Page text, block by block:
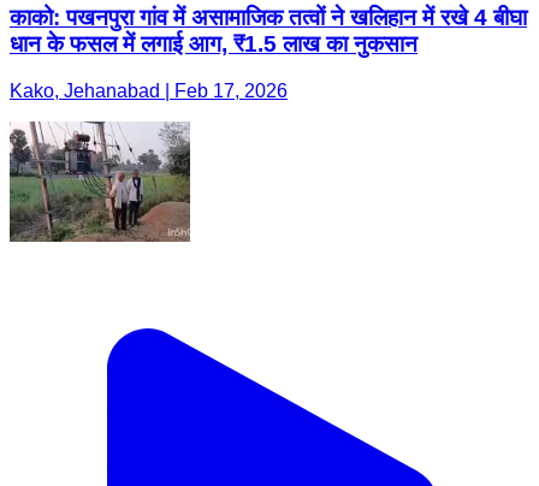
काको: पखनपुरा गांव में असामाजिक तत्वों ने खलिहान में रखे 4 बीघा
धान के फसल में लगाई आग, ₹1.5 लाख का नुकसान
Kako, Jehanabad | Feb 17, 2026